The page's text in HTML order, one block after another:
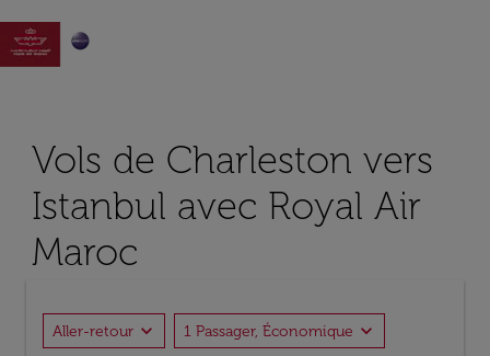

Vols de Charleston vers
Istanbul avec Royal Air
Maroc
Aller-retour expand_more 1 Passager, Économique expand_more